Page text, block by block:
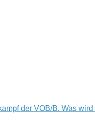
der VOB/B. Was